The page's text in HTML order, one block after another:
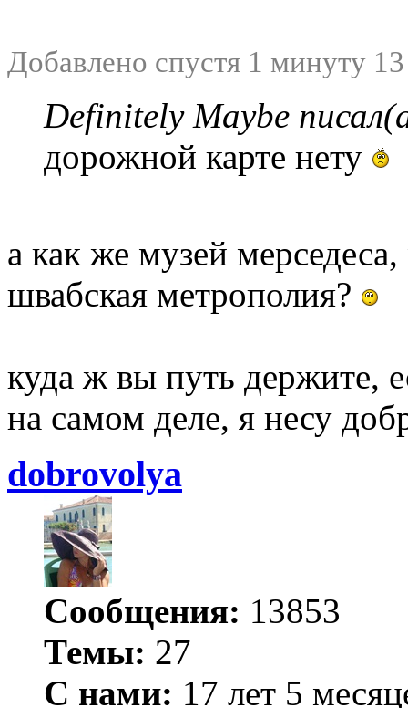
Добавлено спустя 1 минуту
Definitely Maybe
дорожной карте нету
а как же музей
швабская метрополия?
куда ж вы путь держите,
на самом деле, я несу
dobrovolya
Сообщения: 13853
Темы: 27
С нами: 17 лет 5